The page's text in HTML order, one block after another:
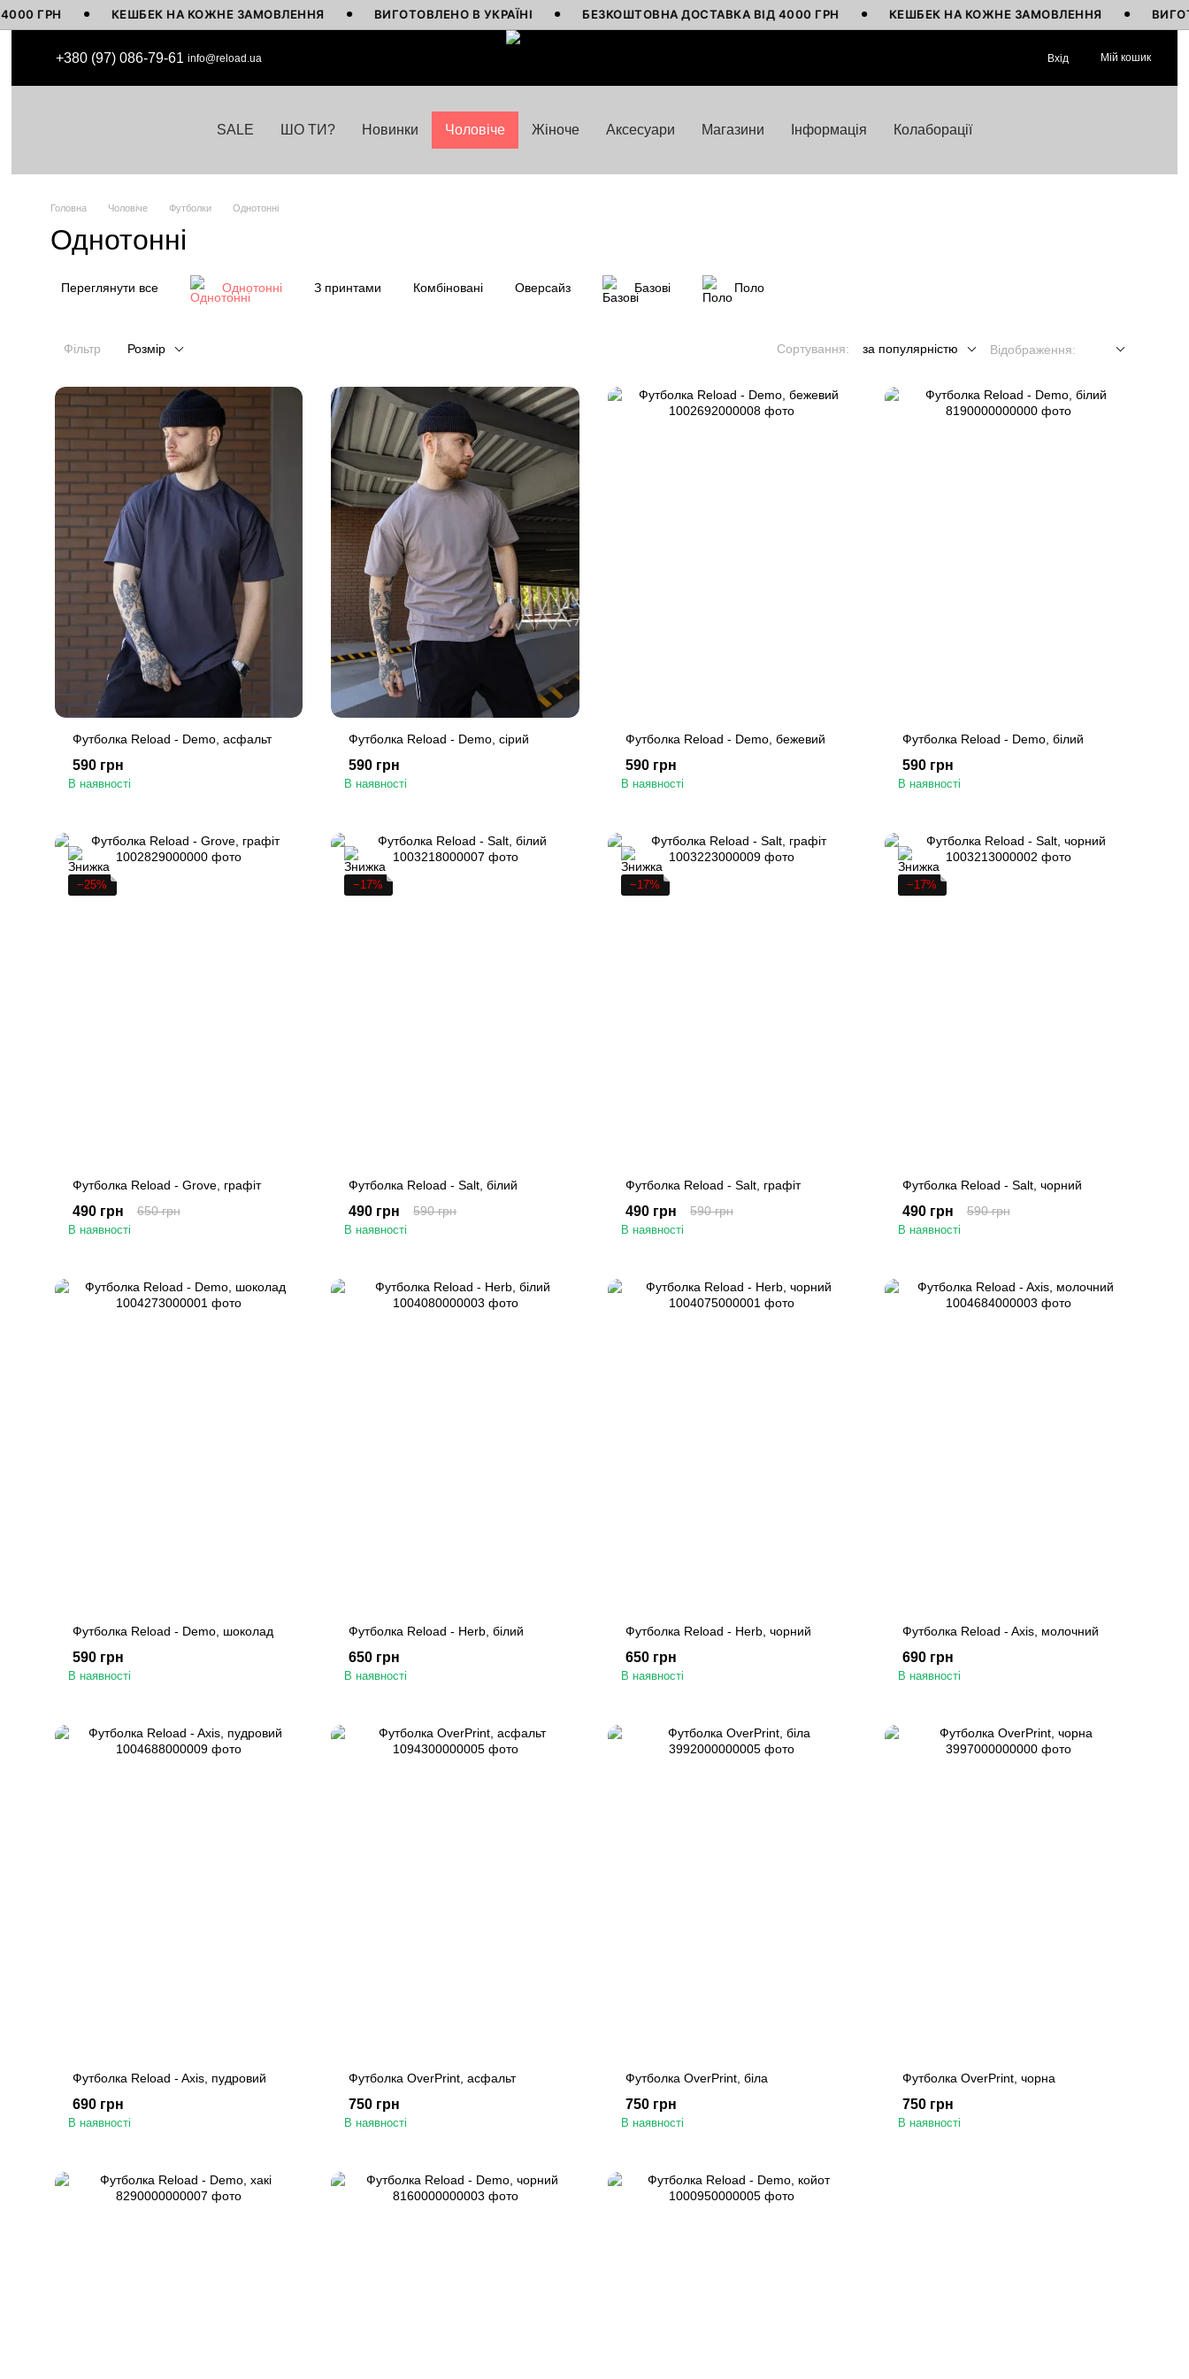
КЕШБЕК НА КОЖНЕ ЗАМОВЛЕННЯ ВИГОТОВЛЕНО В УКРАЇНІ БЕЗКОШТОВНА ДОСТАВКА ВІД 4000 ГРН КЕШБЕК НА КОЖНЕ ЗАМОВЛЕННЯ
+380 (97) 086-79-61 info@reload.ua Вхід Мій кошик
SALE ШО ТИ? Новинки Чоловіче Жіноче Аксесуари Магазини Інформація Колаборації
Головна Чоловіче Футболки Однотонні
Однотонні
Переглянути все Однотонні З принтами Комбіновані Оверсайз Базові Поло
Фільтр Розмір Сортування: за популярністю Відображення:
Футболка Reload - Demo, асфальт
590 грн
В наявності
Футболка Reload - Demo, сірий
590 грн
В наявності
Футболка Reload - Demo, бежевий
590 грн
В наявності
Футболка Reload - Demo, білий
590 грн
В наявності
−25%
Футболка Reload - Grove, графіт
650 грн
490 грн
В наявності
−17%
Футболка Reload - Salt, білий
590 грн
490 грн
В наявності
−17%
Футболка Reload - Salt, графіт
590 грн
490 грн
В наявності
−17%
Футболка Reload - Salt, чорний
590 грн
490 грн
В наявності
Футболка Reload - Demo, шоколад
590 грн
В наявності
Футболка Reload - Herb, білий
650 грн
В наявності
Футболка Reload - Herb, чорний
650 грн
В наявності
Футболка Reload - Axis, молочний
690 грн
В наявності
Футболка Reload - Axis, пудровий
690 грн
В наявності
Футболка OverPrint, асфальт
750 грн
В наявності
Футболка OverPrint, біла
750 грн
В наявності
Футболка OverPrint, чорна
750 грн
В наявності